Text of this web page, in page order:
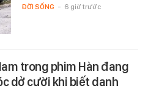
ĐỜI SỐNG - 6 giờ trước
trong phim Hàn đang
dở cười khi biết danh